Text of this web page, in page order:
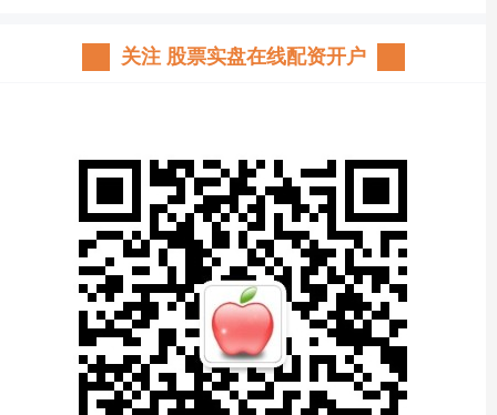
关注 股票实盘在线配资开户